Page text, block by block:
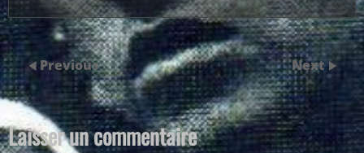
Previous Next
Laisser un commentaire